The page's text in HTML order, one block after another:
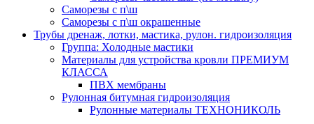
Саморезы с п\ш
Саморезы с п\ш окрашенные
Трубы дренаж, лотки, мастика, рулон. гидроизоляция
Группа: Холодные мастики
Материалы для устройства кровли ПРЕМИУМ
КЛАССА
ПВХ мембраны
Рулонная битумная гидроизоляция
Рулонные материалы ТЕХНОНИКОЛЬ